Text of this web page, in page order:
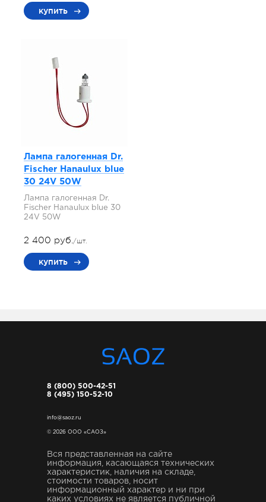
купить
Лампа галогенная Dr.
Fischer Hanaulux blue
30 24V 50W
Лампа галогенная Dr.
Fischer Hanaulux blue 30
24V 50W
2 400 руб./шт.
купить
8 (800) 500-42-51
8 (495) 150-52-10
info@saoz.ru
© 2026 ООО «САОЗ»
Вся представленная на сайте
информация, касающаяся технических
характеристик, наличия на складе,
стоимости товаров, носит
информационный характер и ни при
каких условиях не является публичной